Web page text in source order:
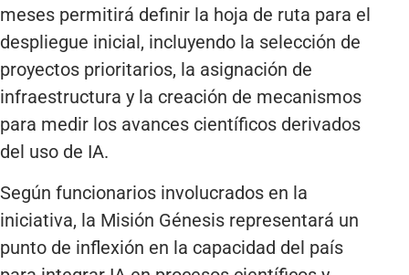
meses permitirá definir la hoja de ruta para el
despliegue inicial, incluyendo la selección de
proyectos prioritarios, la asignación de
infraestructura y la creación de mecanismos
para medir los avances científicos derivados
del uso de IA.
Según funcionarios involucrados en la
iniciativa, la Misión Génesis representará un
punto de inflexión en la capacidad del país